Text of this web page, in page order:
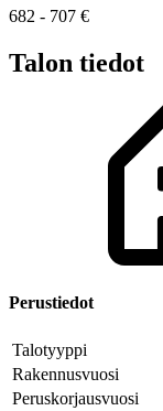
682 - 707 €
Talon tiedot
Perustiedot
Talotyyppi
Rakennusvuosi
Peruskorjausvuosi